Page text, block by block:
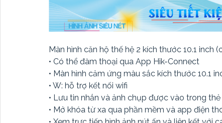
Màn hình căn hộ thế hệ 2 kích thước 10.1 inch
• Có thể đàm thoại qua App Hik-Connect
• Màn hình cảm ứng màu sắc kích thước 10.1
• W: hỗ trợ kết nối wifi
• Lưu tin nhắn và ảnh chụp được vào trong
• Mở khóa từ xa qua phần mềm và app điện